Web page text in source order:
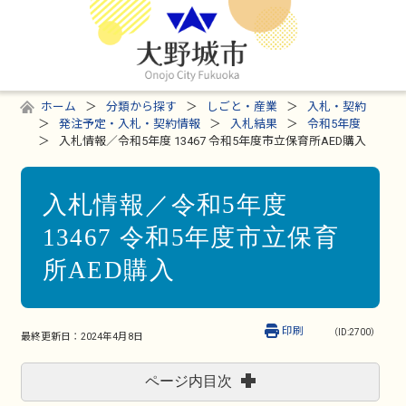
ホーム 分類から探す しごと・産業
入札・契約
発注予定・入札・契約情報
入札結果
令和5年度
入札情報／令和5年度 13467 令和5年度市立保育所AED購入
入札情報／令和5年度
13467 令和5年度市立保育
所AED購入
最終更新日： 2024年4月8日 （ID:2700）
印刷
ページ内目次